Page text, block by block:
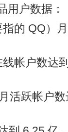
用户数据：
的 QQ）
帐户数达
活跃帐户